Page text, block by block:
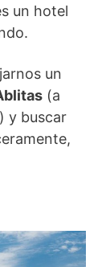
un hotel
un
(a
y buscar